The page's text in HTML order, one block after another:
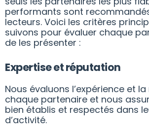
performants sont
lecteurs. Voici les critères
suivons pour évaluer chaque
de les présenter :
Expertise et réputation
Nous évaluons l’expérience et
chaque partenaire et nous
bien établis et respectés dans
d’activité.